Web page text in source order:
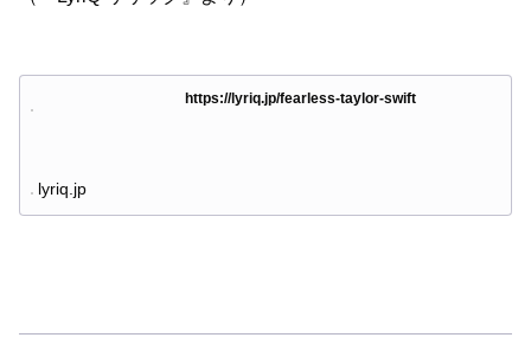
https://lyriq.jp/fearless-taylor-swift
lyriq.jp